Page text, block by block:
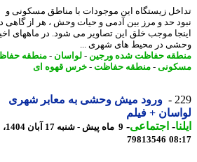
زیستگاه این موجودات با مناطق مسکونی و
حد و مرز بین آدمی و حیات وحش ، هر از گاهی در
موجب خلق این تصاویر می شود. در ماههای
در محیط های شهری ...
حفاظت شده ورجین -لواسان-منطقه حفاظت
-منطقه حفاظت-خرس قهوه ای
ورود میش وحشی به معابر شهری
+ فیلم
-اجتماعی-
9 ماه پیش - شنبه 17 آبان 1404،
79813546